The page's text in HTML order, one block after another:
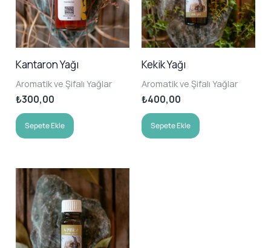
Kantaron Yağı
Aromatik ve Şifalı Yağlar
₺300,00
Sepete Ekle
Kekik Yağı
Aromatik ve Şifalı Yağlar
₺400,00
Sepete Ekle